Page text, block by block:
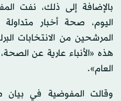
بالإضافة إلى ذلك، نفت
اليوم، صحة أخبار
المرشحين من الانتخابات
هذه «الأنباء عارية عن
العام».
وقالت المفوضية في